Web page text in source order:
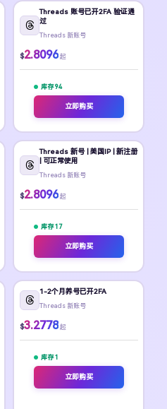
Threads 账号已开2FA 验证通
过
Threads 新账号
$2.8096 起
库存 94
立即购买
Threads 新号 | 美国IP | 新注册
| 可正常使用
Threads 新账号
$2.8096 起
库存 17
立即购买
1-2个月养号已开2FA
Threads 新账号
$3.2778 起
库存 1
立即购买